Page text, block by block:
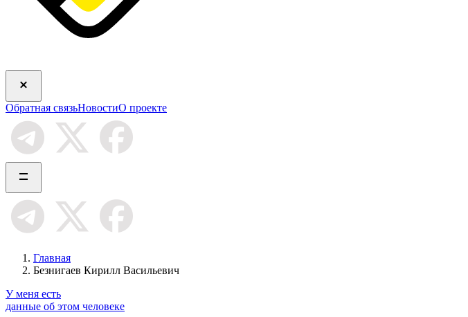
Обратная связьНовостиО проекте
Главная
Безнигаев Кирилл Васильевич
У меня есть
данные об этом человеке